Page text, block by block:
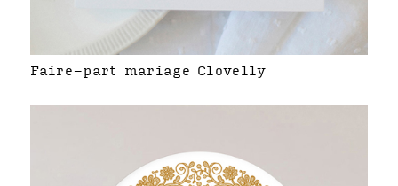
Faire-part mariage Clovelly